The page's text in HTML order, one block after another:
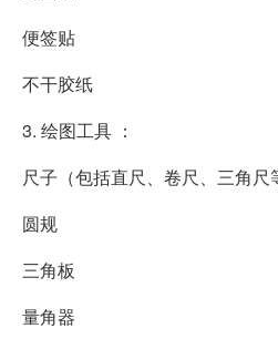
便签贴
不干胶纸
3. 绘图工具 ：
尺子（包括直尺、卷尺、三角尺
圆规
三角板
量角器